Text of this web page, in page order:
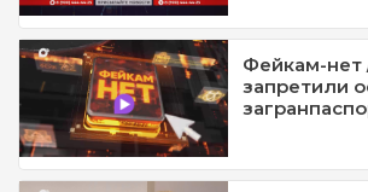
Фейкам-
запретили